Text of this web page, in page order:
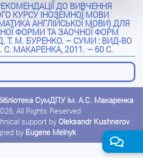
ДО ВИВЧЕННЯ
КУРСУ ІНОЗЕМНОЇ МОВИ
АНГЛІЙСЬКОЇ МОВИ) ДЛЯ
ФОРМИ ТА ЗАОЧНОЇ ФОРМ
Т. М. БУРЕНКО. – СУМИ : ВИД-ВО
МАКАРЕНКА, 2011. – 60 С.
СумДПУ ім. А.С. Макаренка
All Rights Reserved
support by Oleksandr Kushnerov
by Eugene Melnyk